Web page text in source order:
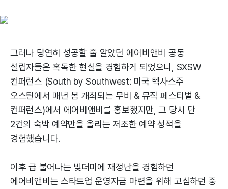
그러나 당연히 성공할 줄 알았던 에어비앤비 공동
설립자들은 혹독한 현실을 경험하게 되었으니, SXSW
컨퍼런스 (South by Southwest: 미국 텍사스주
오스틴에서 매년 봄 개최되는 무비 & 뮤직 페스티벌 &
컨퍼런스)에서 에어비앤비를 홍보했지만, 그 당시 단
2건의 숙박 예약만을 올리는 저조한 예약 성적을
경험했습니다.
이후 급 불어나는 빚더미에 재정난을 경험하던
에어비앤비는 스타트업 운영자금 마련을 위해 고심하던 중